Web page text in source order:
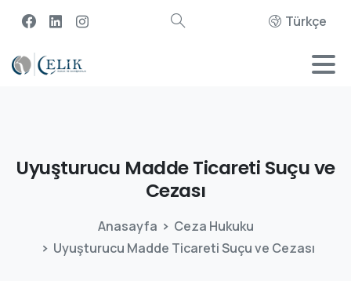
Türkçe
Uyuşturucu MaddeTicareti Suçuve
Cezası
Anasayfa
Ceza Hukuku
Uyuşturucu Madde Ticareti Suçu ve Cezası